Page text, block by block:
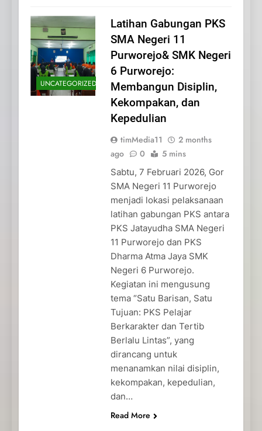
UNCATEGORIZED
Latihan Gabungan PKS
SMA Negeri 11
Purworejo& SMK Negeri
6 Purworejo:
Membangun Disiplin,
Kekompakan, dan
Kepedulian
timMedia11
2 months
ago
0 5 mins
Sabtu, 7 Februari 2026, Gor
SMA Negeri 11 Purworejo
menjadi lokasi pelaksanaan
latihan gabungan PKS antara
PKS Jatayudha SMA Negeri
11 Purworejo dan PKS
Dharma Atma Jaya SMK
Negeri 6 Purworejo.
Kegiatan ini mengusung
tema “Satu Barisan, Satu
Tujuan: PKS Pelajar
Berkarakter dan Tertib
Berlalu Lintas”, yang
dirancang untuk
menanamkan nilai disiplin,
kekompakan, kepedulian,
dan…
Read More